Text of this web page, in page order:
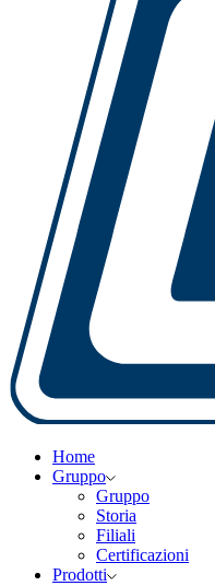
Home
Gruppo
Gruppo
Storia
Filiali
Certificazioni
Prodotti